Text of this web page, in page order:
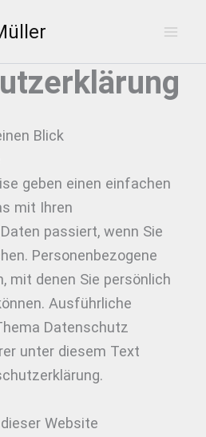
Blick
geben einen einfachen
mit Ihren
passiert, wenn Sie
Personenbezogene
mit denen Sie persönlich
Ausführliche
Datenschutz
unter diesem Text
Website